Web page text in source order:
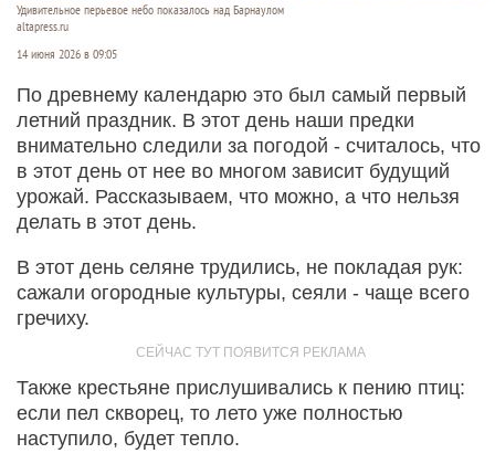
Удивительное перьевое небо показалось над Барнаулом
altapress.ru
14 июня 2026 в 09:05
По древнему календарю это был самый первый
летний праздник. В этот день наши предки
внимательно следили за погодой - считалось, что
в этот день от нее во многом зависит будущий
урожай. Рассказываем, что можно, а что нельзя
делать в этот день.
В этот день селяне трудились, не покладая рук:
сажали огородные культуры, сеяли - чаще всего
гречиху.
Также крестьяне прислушивались к пению птиц:
если пел скворец, то лето уже полностью
наступило, будет тепло.